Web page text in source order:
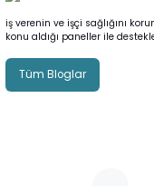
iş verenin ve işçi sağlığını
konu aldığı paneller ile
Tüm Bloglar